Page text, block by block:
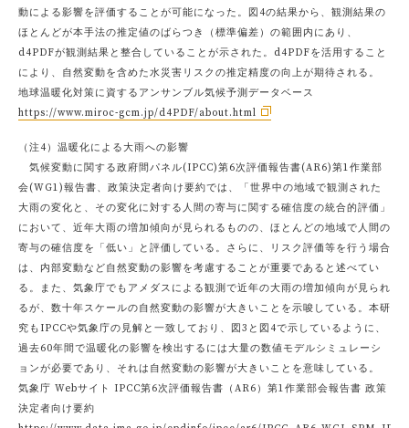
動による影響を評価することが可能になった。図4の結果から、観測結果の
ほとんどが本手法の推定値のばらつき（標準偏差）の範囲内にあり、
d4PDFが観測結果と整合していることが示された。d4PDFを活用すること
により、自然変動を含めた水災害リスクの推定精度の向上が期待される。
地球温暖化対策に資するアンサンブル気候予測データベース
https://www.miroc-gcm.jp/d4PDF/about.html
（注4）温暖化による大雨への影響
気候変動に関する政府間パネル(IPCC)第6次評価報告書(AR6)第1作業部
会(WG1)報告書、政策決定者向け要約では、「世界中の地域で観測された
大雨の変化と、その変化に対する人間の寄与に関する確信度の統合的評価」
において、近年大雨の増加傾向が見られるものの、ほとんどの地域で人間の
寄与の確信度を「低い」と評価している。さらに、リスク評価等を行う場合
は、内部変動など自然変動の影響を考慮することが重要であると述べてい
る。また、気象庁でもアメダスによる観測で近年の大雨の増加傾向が見られ
るが、数十年スケールの自然変動の影響が大きいことを示唆している。本研
究もIPCCや気象庁の見解と一致しており、図3と図4で示しているように、
過去60年間で温暖化の影響を検出するには大量の数値モデルシミュレーシ
ョンが必要であり、それは自然変動の影響が大きいことを意味している。
気象庁 Webサイト IPCC第6次評価報告書（AR6）第1作業部会報告書 政策
決定者向け要約